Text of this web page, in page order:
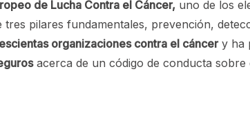
de Lucha Contra el Cáncer, uno de los
pilares fundamentales, prevención,
organizaciones contra el cáncery ha
acerca de un código de conducta sobre